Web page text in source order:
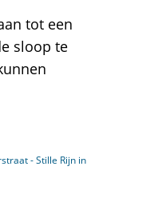
tot een
sloop te
- Stille Rijn in